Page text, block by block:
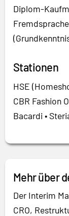
Diplom-
Stationen
HSE
CBR Fashion
Bacardi •
Mehr über
Der Interim
CRO,